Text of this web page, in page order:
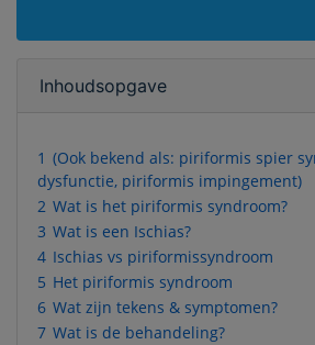
Inhoudsopgave
1 (Ook bekend als: piriformis spier
dysfunctie, piriformis impingement)
2 Wat is het piriformis syndroom?
3 Wat is een Ischias?
4 Ischias vs piriformissyndroom
5 Het piriformis syndroom
6 Wat zijn tekens & symptomen?
7 Wat is de behandeling?